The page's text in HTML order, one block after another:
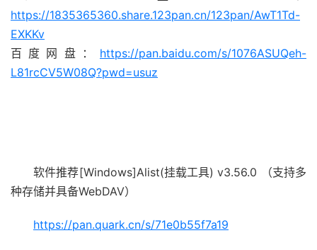
https://1835365360.share.123pan.cn/123pan/AwT1Td-
EXKKv
百度网盘： https://pan.baidu.com/s/1076ASUQeh-
L81rcCV5W08Q?pwd=usuz
软件推荐[Windows]Alist(挂载工具) v3.56.0 （支持多
种存储并具备WebDAV）
https://pan.quark.cn/s/71e0b55f7a19